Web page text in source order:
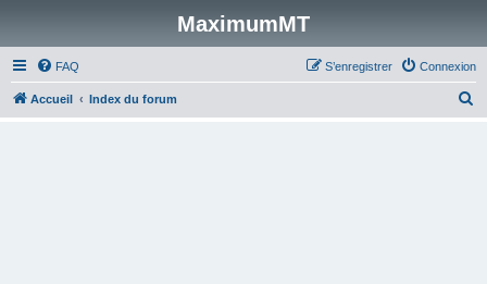
MaximumMT
FAQ Connexion
S’enregistrer
Accueil Index du forum